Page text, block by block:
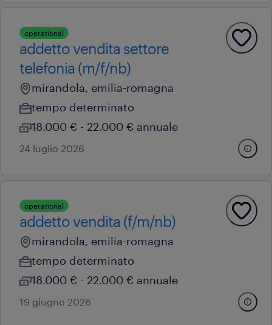
operational
addetto vendita settore
telefonia (m/f/nb)
mirandola, emilia-romagna
tempo determinato
18.000 € - 22.000 € annuale
24 luglio 2026
operational
addetto vendita (f/m/nb)
mirandola, emilia-romagna
tempo determinato
18.000 € - 22.000 € annuale
19 giugno 2026